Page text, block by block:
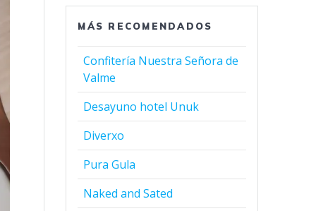
MÁS RECOMENDADOS
Confitería Nuestra Señora de
Valme
Desayuno hotel Unuk
Diverxo
Pura Gula
Naked and Sated